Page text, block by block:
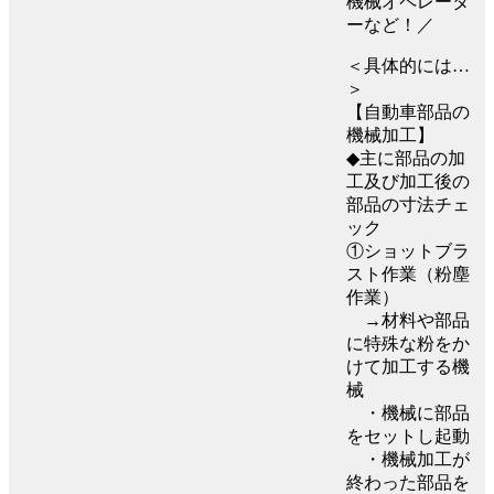
ーなど！／
＜具体的には…
＞
【自動車部品の
機械加工】
◆主に部品の加
工及び加工後の
部品の寸法チェ
ック
①ショットブラ
スト作業（粉塵
作業）
→材料や部品
に特殊な粉をか
けて加工する機
械
・機械に部品
をセットし起動
・機械加工が
終わった部品を